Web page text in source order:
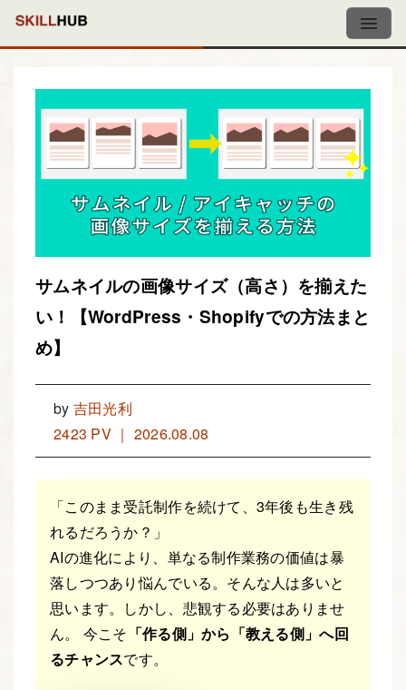
サムネイルの画像サイズ（高さ）を揃えた
い！【WordPress・Shopifyでの方法まと
め】
by 吉田光利
2423 PV ｜ 2026.08.08
「このまま受託制作を続けて、3年後も生き残
れるだろうか？」
AIの進化により、単なる制作業務の価値は暴
落しつつあり悩んでいる。そんな人は多いと
思います。しかし、悲観する必要はありませ
ん。 今こそ 「作る側」から「教える側」へ回
るチャンスです。
AL STO